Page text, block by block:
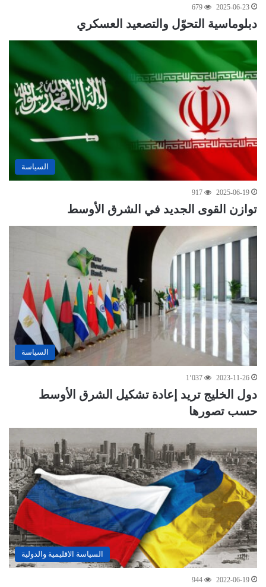
2025-06-23
679
دبلوماسية التحوّل والتصعيد العسكري
السياسة
2025-06-19
917
توازن القوى الجديد في الشرق الأوسط
السياسة
2023-11-26 1٬037
دول الخليج تريد إعادة تشكيل الشرق الأوسط
حسب تصورها
السياسة الاقليمية والدولية
2022-06-19
944